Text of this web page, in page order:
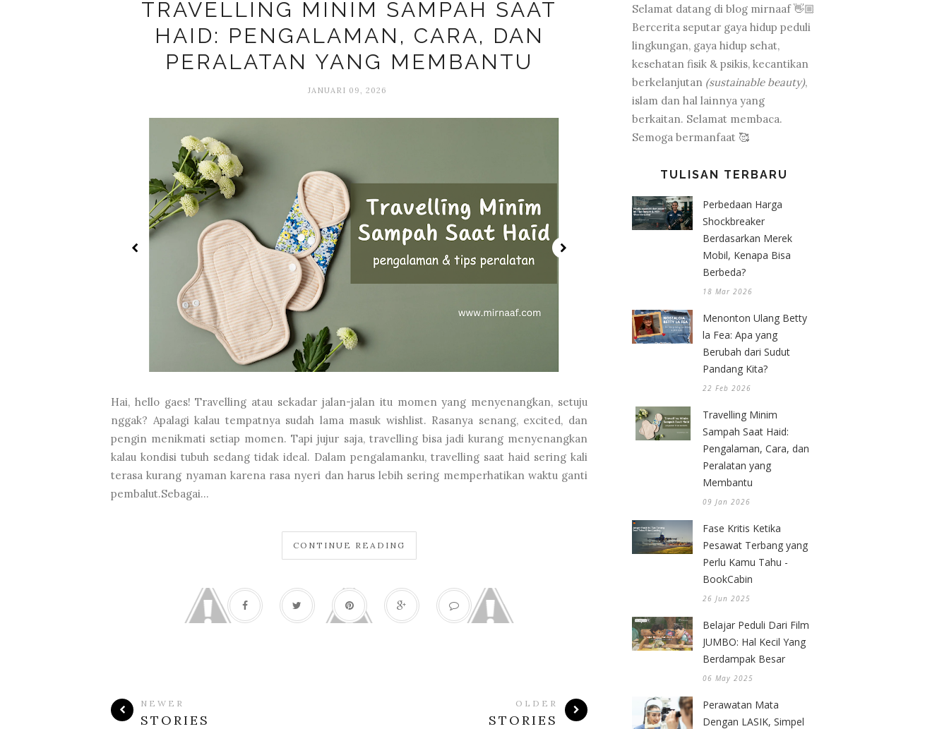
TRAVELLING MINIM SAMPAH SAAT
HAID: PENGALAMAN, CARA, DAN
PERALATAN YANG MEMBANTU
JANUARI 09, 2026
Hai, hello gaes! Travelling atau sekadar jalan-jalan itu momen yang menyenangkan, setuju
nggak? Apalagi kalau tempatnya sudah lama masuk wishlist. Rasanya senang, excited, dan
pengin menikmati setiap momen. Tapi jujur saja, travelling bisa jadi kurang menyenangkan
kalau kondisi tubuh sedang tidak ideal. Dalam pengalamanku, travelling saat haid sering kali
terasa kurang nyaman karena rasa nyeri dan harus lebih sering memperhatikan waktu ganti
pembalut.Sebagai...
CONTINUE READING
NEWER
STORIES
OLDER
STORIES
Selamat datang di blog mirnaaf 👋🏼
Bercerita seputar gaya hidup peduli
lingkungan, gaya hidup sehat,
kesehatan fisik & psikis, kecantikan
berkelanjutan (sustainable beauty),
islam dan hal lainnya yang
berkaitan. Selamat membaca.
Semoga bermanfaat 🥰
TULISAN TERBARU
Perbedaan Harga
Shockbreaker
Berdasarkan Merek
Mobil, Kenapa Bisa
Berbeda?
18 Mar 2026
Menonton Ulang Betty
la Fea: Apa yang
Berubah dari Sudut
Pandang Kita?
22 Feb 2026
Travelling Minim
Sampah Saat Haid:
Pengalaman, Cara, dan
Peralatan yang
Membantu
09 Jan 2026
Fase Kritis Ketika
Pesawat Terbang yang
Perlu Kamu Tahu -
BookCabin
26 Jun 2025
Belajar Peduli Dari Film
JUMBO: Hal Kecil Yang
Berdampak Besar
06 May 2025
Perawatan Mata
Dengan LASIK, Simpel